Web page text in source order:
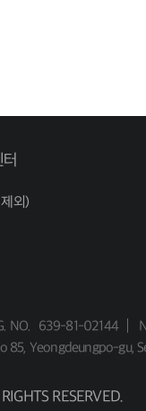
외)
NO. 639-81-02144
85, Yeongdeungpo-gu,
RESERVED.